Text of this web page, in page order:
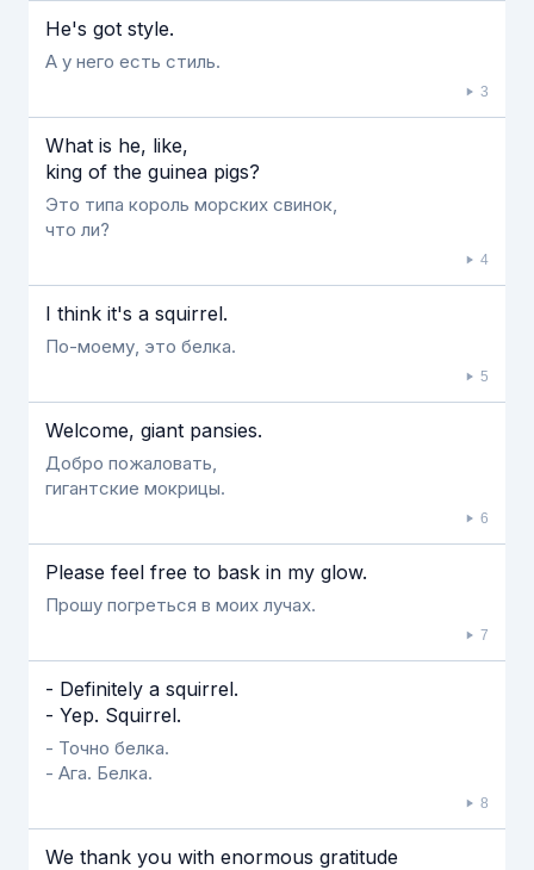
He's got style.
А у него есть стиль.
3
What is he, like,
king of the guinea pigs?
Это типа король морских свинок,
что ли?
4
I think it's a squirrel.
По-моему, это белка.
5
Welcome, giant pansies.
Добро пожаловать,
гигантские мокрицы.
6
Please feel free to bask in my glow.
Прошу погреться в моих лучах.
7
- Definitely a squirrel.
- Yep. Squirrel.
- Точно белка.
- Ага. Белка.
8
We thank you with enormous gratitude